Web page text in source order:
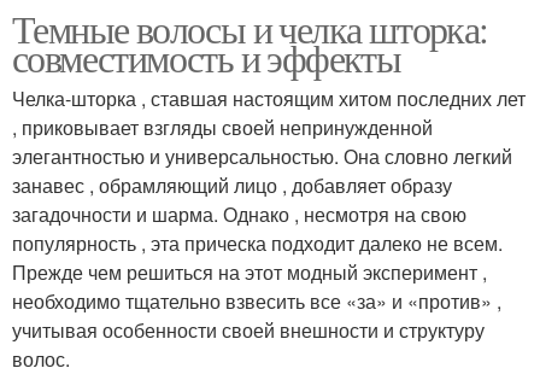
Темные волосы и челка шторка:
совместимость и эффекты
Челка-шторка , ставшая настоящим хитом последних лет
, приковывает взгляды своей непринужденной
элегантностью и универсальностью. Она словно легкий
занавес , обрамляющий лицо , добавляет образу
загадочности и шарма. Однако , несмотря на свою
популярность , эта прическа подходит далеко не всем.
Прежде чем решиться на этот модный эксперимент ,
необходимо тщательно взвесить все «за» и «против» ,
учитывая особенности своей внешности и структуру
волос.